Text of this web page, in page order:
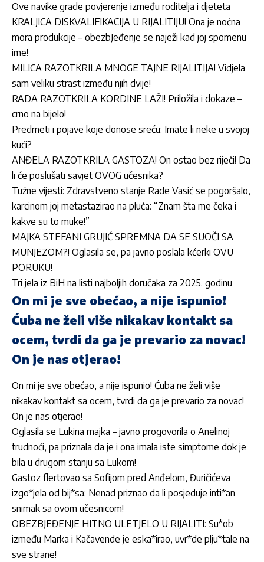
Ove navike grade povjerenje između roditelja i djeteta
KRALJICA DISKVALIFIKACIJA U RIJALITIJU! Ona je noćna
mora produkcije – obezbJeđenje se naježi kad joj spomenu
ime!
MILICA RAZOTKRILA MNOGE TAJNE RIJALITIJA! Vidjela
sam veliku strast između njih dvije!
RADA RAZOTKRILA KORDINE LAŽI! Priložila i dokaze –
crno na bijelo!
Predmeti i pojave koje donose sreću: Imate li neke u svojoj
kući?
ANĐELA RAZOTKRILA GASTOZA! On ostao bez riječi! Da
li će poslušati savjet OVOG učesnika?
Tužne vijesti: Zdravstveno stanje Rade Vasić se pogoršalo,
karcinom joj metastazirao na pluća: “Znam šta me čeka i
kakve su to muke!”
MAJKA STEFANI GRUJIĆ SPREMNA DA SE SUOČI SA
MUNJEZOM?! Oglasila se, pa javno poslala kćerki OVU
PORUKU!
Tri jela iz BiH na listi najboljih doručaka za 2025. godinu
On mi je sve obećao, a nije ispunio!
Ćuba ne želi više nikakav kontakt sa
ocem, tvrdi da ga je prevario za novac!
On je nas otjerao!
On mi je sve obećao, a nije ispunio! Ćuba ne želi više
nikakav kontakt sa ocem, tvrdi da ga je prevario za novac!
On je nas otjerao!
Oglasila se Lukina majka – javno progovorila o Anelinoj
trudnoći, pa priznala da je i ona imala iste simptome dok je
bila u drugom stanju sa Lukom!
Gastoz flertovao sa Sofijom pred Anđelom, Đuričićeva
izgo*jela od bij*sa: Nenad priznao da li posjeduje inti*an
snimak sa ovom učesnicom!
OBEZBJEĐENJE HITNO ULETJELO U RIJALITI: Su*ob
između Marka i Kačavende je eska*irao, uvr*de plju*tale na
sve strane!